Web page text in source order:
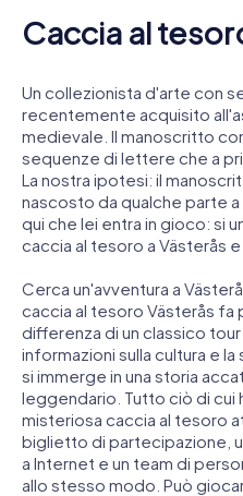
Caccia al
Un collezionista d'arte con
recentemente acquisito
medievale. Il manoscritto
sequenze di lettere che a
La nostra ipotesi: il
nascosto da qualche parte
qui che lei entra in gioco: si
caccia al tesoro a Västerås
Cerca un'avventura a
caccia al tesoro Västerås fa
differenza di un classico
informazioni sulla cultura e
si immerge in una storia
leggendario. Tutto ciò di cui
misteriosa caccia al tesoro
biglietto di partecipazione,
a Internet e un team di
allo stesso modo. Può